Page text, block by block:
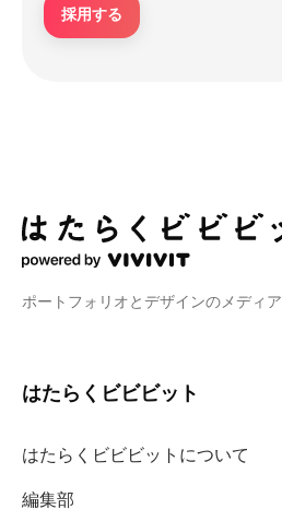
採用する
ポートフォリオとデザインのメディア
はたらくビビビット
はたらくビビビットについて
編集部